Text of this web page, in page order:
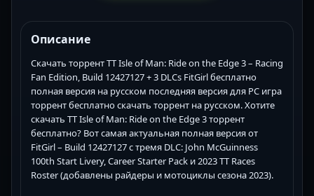
Описание
Скачать торрент TT Isle of Man: Ride on the Edge 3 – Racing
Fan Edition, Build 12427127 + 3 DLCs FitGirl бесплатно
полная версия на русском последняя версия для PC игра
торрент бесплатно скачать торрент на русском. Хотите
скачать TT Isle of Man: Ride on the Edge 3 торрент
бесплатно? Вот самая актуальная полная версия от
FitGirl – Build 12427127 с тремя DLC: John McGuinness
100th Start Livery, Career Starter Pack и 2023 TT Races
Roster (добавлены райдеры и мотоциклы сезона 2023).